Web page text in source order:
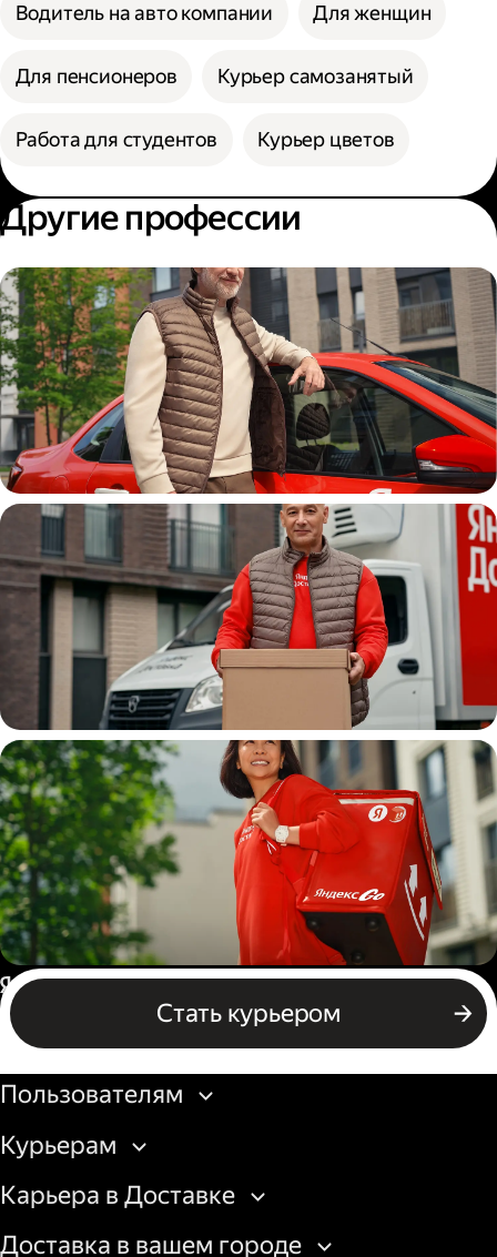
Водитель на авто компании Для женщин
Для пенсионеров Курьер самозанятый
Работа для студентов Курьер цветов
Другие профессии
Автокурьер
Водитель
грузовой машины
Пеший курьер
Стать курьером
Россия
Бизнесу
Пользователям
Курьерам
Карьера в Доставке
Доставка в вашем городе